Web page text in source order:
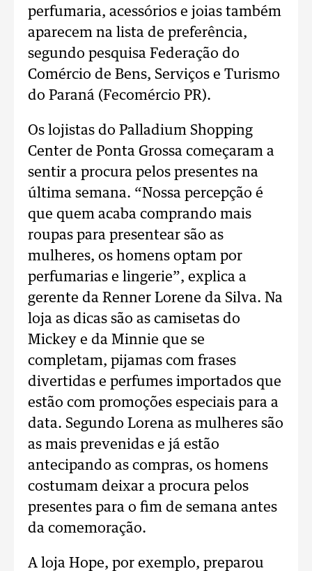
perfumaria, acessórios e joias também
aparecem na lista de preferência,
segundo pesquisa Federação do
Comércio de Bens, Serviços e Turismo
do Paraná (Fecomércio PR).
Os lojistas do Palladium Shopping
Center de Ponta Grossa começaram a
sentir a procura pelos presentes na
última semana. “Nossa percepção é
que quem acaba comprando mais
roupas para presentear são as
mulheres, os homens optam por
perfumarias e lingerie”, explica a
gerente da Renner Lorene da Silva. Na
loja as dicas são as camisetas do
Mickey e da Minnie que se
completam, pijamas com frases
divertidas e perfumes importados que
estão com promoções especiais para a
data. Segundo Lorena as mulheres são
as mais prevenidas e já estão
antecipando as compras, os homens
costumam deixar a procura pelos
presentes para o fim de semana antes
da comemoração.
A loja Hope, por exemplo, preparou